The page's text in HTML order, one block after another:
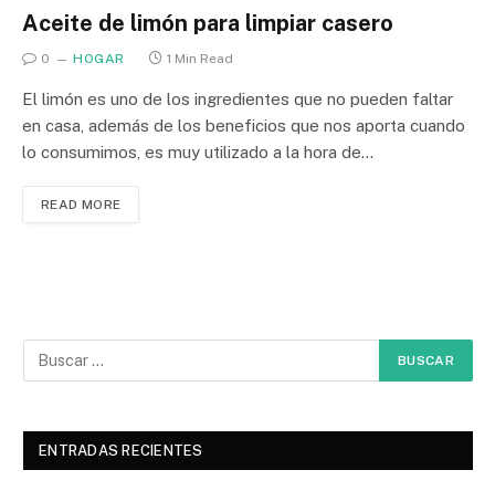
Aceite de limón para limpiar casero
0 HOGAR 1 Min Read
El limón es uno de los ingredientes que no pueden faltar
en casa, además de los beneficios que nos aporta cuando
lo consumimos, es muy utilizado a la hora de…
READ MORE
ENTRADAS RECIENTES